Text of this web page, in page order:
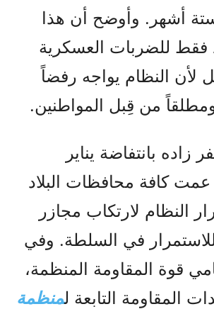
أشهر. وأوضح أن هذا
فقط للضربات العسكرية
لأن النظام يواجه رفضاً
من قِبل المواطنين.
بانتفاضة يناير
كافة محافظات البلاد
النظام لارتكاب مجازر
في السلطة. وفي
قوة المقاومة المنظمة،
المقاومة التابعة لمنظمة